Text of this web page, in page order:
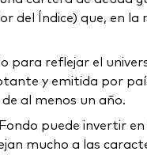
del Índice) que, en
para reflejar el
y emitida por
al menos un año.
puede invertir
mucho a las